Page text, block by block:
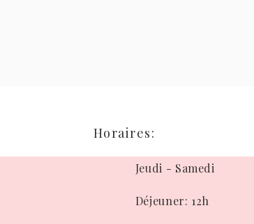
Horaires:
Jeudi - Samedi
​Déjeuner: 12h